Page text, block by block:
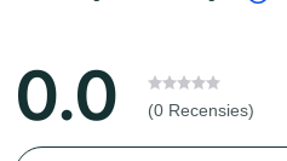
0.0 (0 Recensies)